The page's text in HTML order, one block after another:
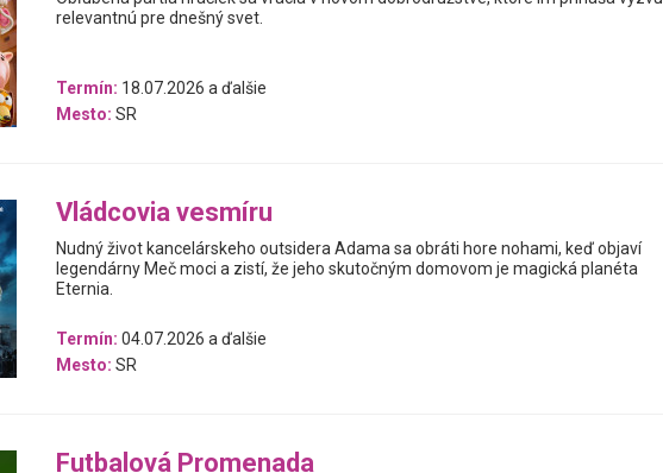
relevantnú pre dnešný svet.
Termín: 18.07.2026 a ďalšie
Mesto: SR
Vládcovia vesmíru
Nudný život kancelárskeho outsidera Adama sa obráti hore nohami, keď objaví
legendárny Meč moci a zistí, že jeho skutočným domovom je magická planéta
Eternia.
Termín: 04.07.2026 a ďalšie
Mesto: SR
Futbalová Promenada